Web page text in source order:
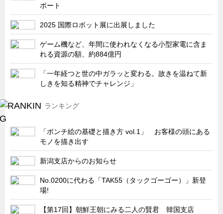
特装車・バス・トラック関連
フリーザー・フードマシナリー関連
自動販売機・自動改札機関連
鉄道車両・駅舎関連
CATEGORY 連載
新製品開発最前線
隠れた名品
旬の野菜とタキゲン製品
PICK UP NEWS
ポンチ絵の基礎と描き方
図面の見方・書き方
ポート
2025 国際ロボット展に出展しました
ゲーム機など、年間に使われなくなる小型家電に含ま
れる資源の額、約884億円
「一年経つと世の中ガラッと変わる。故きを温ねて新
しきを知る精神でチャレンジ」
ランキング
「ポンチ絵の基礎と描き方 vol.1」 お客様の頭にある
モノを描き出す
新潟支店からのお知らせ
No.0200に代わる「TAK55（タックゴーゴー）」新登
場!
【第17回】朝鮮王朝にみる二人の賢君 韓国支店